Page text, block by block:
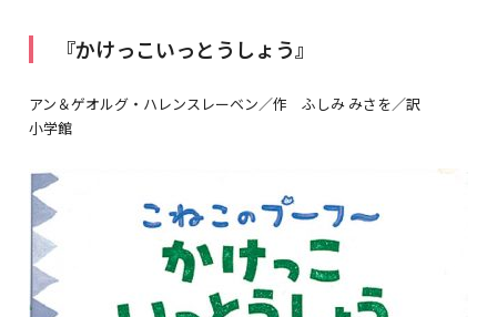
『かけっこいっとうしょう』
アン＆ゲオルグ・ハレンスレーベン／作 ふしみ みさを／訳
小学館